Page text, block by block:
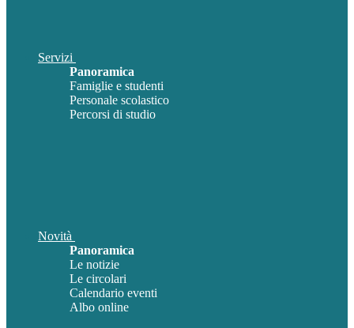
Servizi
Panoramica
Famiglie e studenti
Personale scolastico
Percorsi di studio
Novità
Panoramica
Le notizie
Le circolari
Calendario eventi
Albo online